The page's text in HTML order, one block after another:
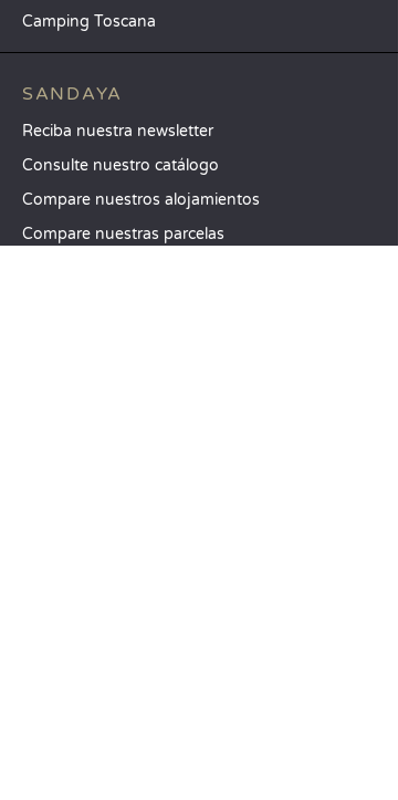
Camping Toscana
SANDAYA
Reciba nuestra newsletter
Consulte nuestro catálogo
Compare nuestros alojamientos
Compare nuestras parcelas